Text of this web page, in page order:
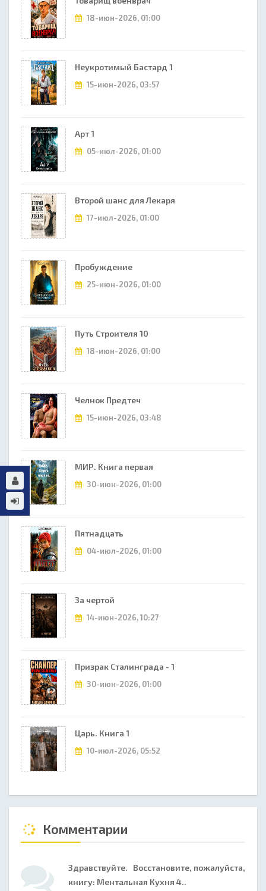
18-июн-2026, 01:00
Неукротимый Бастард 1
15-июн-2026, 03:57
Арт 1
05-июл-2026, 01:00
Второй шанс для Лекаря
17-июл-2026, 01:00
Пробуждение
25-июн-2026, 01:00
Путь Строителя 10
18-июн-2026, 01:00
Челнок Предтеч
15-июн-2026, 03:48
МИР. Книга первая
30-июн-2026, 01:00
Пятнадцать
04-июл-2026, 01:00
За чертой
14-июн-2026, 10:27
Призрак Сталинграда - 1
30-июн-2026, 01:00
Царь. Книга 1
10-июл-2026, 05:52
Комментарии
Здравствуйте. Восстановите, пожалуйста,
книгу: Ментальная Кухня 4..